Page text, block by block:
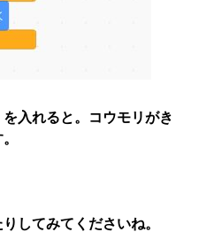
入れると。コウモリがき
してみてくださいね。